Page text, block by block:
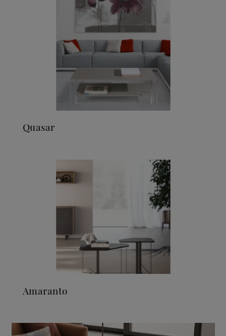
Quasar
Amaranto